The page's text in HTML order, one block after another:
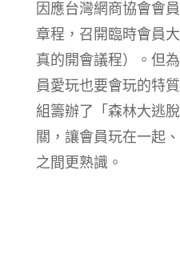
因應台灣網商協會會
章程，召開臨時會員
真的開會議程）。但
員愛玩也要會玩的特
組籌辦了「森林大逃
關，讓會員玩在一起
之間更熟識。